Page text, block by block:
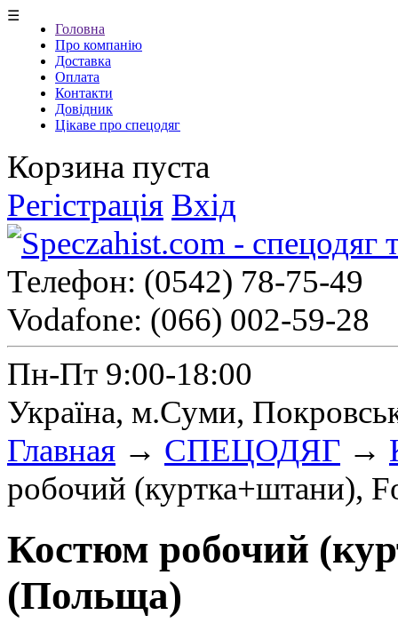
☰
Головна
Про компанію
Доставка
Оплата
Контакти
Довідник
Цікаве про спецодяг
Корзина пуста
Регістрація Вхід
Телефон: (0542) 78-75-49
Vodafone: (066) 002-59-28
Пн-Пт 9:00-18:00
Україна, м.Суми,
Главная → СПЕЦОДЯГ →
робочий (куртка+штани),
Костюм робочий
(Польща)